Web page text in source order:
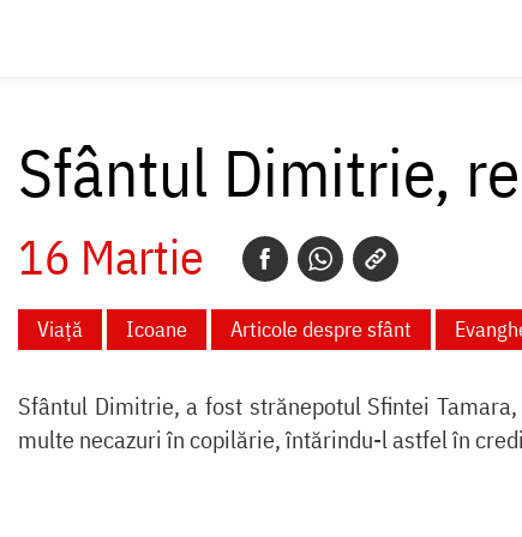
Sfântul Dimitrie,
16 Martie
Viață Icoane Articole despre sfânt
Sfântul Dimitrie, a fost strănepotul Sfintei
multe necazuri în copilărie, întărindu-l astfel în